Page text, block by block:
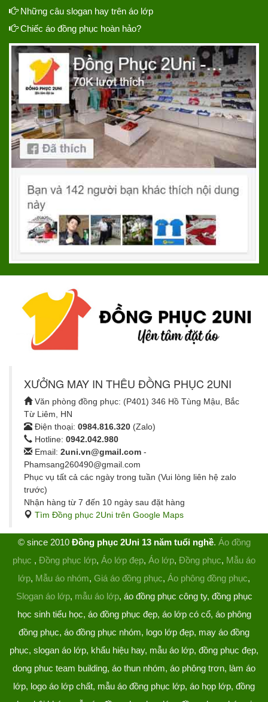
Những câu slogan hay trên áo lớp
Chiếc áo đồng phục hoàn hảo?
XƯỞNG MAY IN THÊU ĐỒNG PHỤC 2UNI
Văn phòng đồng phục: (P401) 346 Hồ Tùng Mậu, Bắc
Từ Liêm, HN
Điện thoại: 0984.816.320 (Zalo)
Hotline: 0942.042.980
Email: 2uni.vn@gmail.com -
Phamsang260490@gmail.com
Phục vụ tất cả các ngày trong tuần (Vui lòng liên hệ zalo
trước)
Nhận hàng từ 7 đến 10 ngày sau đặt hàng
Tìm Đồng phục 2Uni trên Google Maps
© since 2010 Đồng phục 2Uni 13 năm tuổi nghề. Áo đồng
phục , Đồng phục lớp, Áo lớp đẹp, Áo lớp, Đồng phục, Mẫu áo
lớp, Mẫu áo nhóm, Giá áo đồng phục, Áo phông đồng phục,
Slogan áo lớp, mẫu áo lớp, áo đồng phục công ty, đồng phục
học sinh tiểu học, áo đồng phục đẹp, áo lớp có cổ, áo phông
đồng phục, áo đồng phục nhóm, logo lớp đẹp, may áo đồng
phục, slogan áo lớp, khẩu hiệu hay, mẫu áo lớp, đồng phục đẹp,
dong phuc team building, áo thun nhóm, áo phông trơn, làm áo
lớp, logo áo lớp chất, mẫu áo đồng phục lớp, áo họp lớp, đồng